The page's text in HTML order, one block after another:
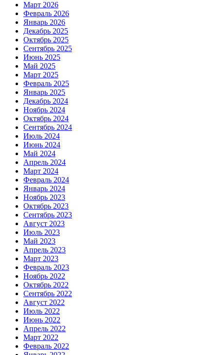
Март 2026
Февраль 2026
Январь 2026
Декабрь 2025
Октябрь 2025
Сентябрь 2025
Июнь 2025
Май 2025
Март 2025
Февраль 2025
Январь 2025
Декабрь 2024
Ноябрь 2024
Октябрь 2024
Сентябрь 2024
Июль 2024
Июнь 2024
Май 2024
Апрель 2024
Март 2024
Февраль 2024
Январь 2024
Ноябрь 2023
Октябрь 2023
Сентябрь 2023
Август 2023
Июль 2023
Май 2023
Апрель 2023
Март 2023
Февраль 2023
Ноябрь 2022
Октябрь 2022
Сентябрь 2022
Август 2022
Июль 2022
Июнь 2022
Апрель 2022
Март 2022
Февраль 2022